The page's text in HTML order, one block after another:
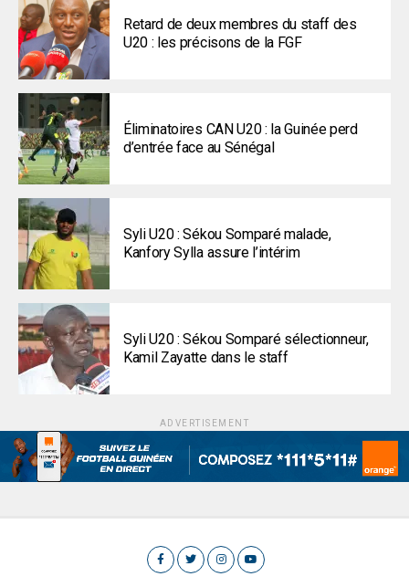
Retard de deux membres du staff des
U20 : les précisons de la FGF
Éliminatoires CAN U20 : la Guinée perd
d’entrée face au Sénégal
Syli U20 : Sékou Somparé malade,
Kanfory Sylla assure l’intérim
Syli U20 : Sékou Somparé sélectionneur,
Kamil Zayatte dans le staff
ADVERTISEMENT